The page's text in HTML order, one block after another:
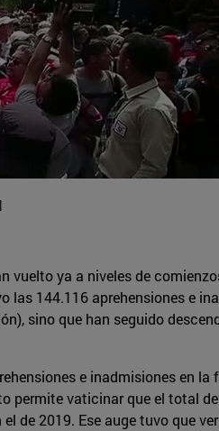
ya a niveles de
las 144.116 aprehensiones e
sino que han seguido
e inadmisiones en la
permite vaticinar que el total
de 2019. Ese auge tuvo que